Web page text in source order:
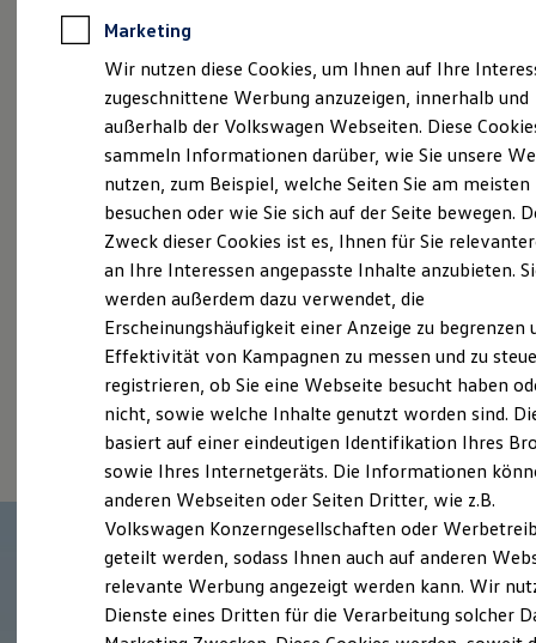
Anpfiff zum Gewinn
Elektroautos
ID. Tutorials
Elektrofahrzeugkonzepte
Reichweite
Reichweite der ID. Modelle
Reichweite im Winter
Laden
Laden unterwegs
Laden Zuhause
Ladezeitensimulator
Batterie
Sicherheit
Garantie und Lebensdauer
Nachhaltigkeit
Technologie
Kosten und Kauf
Verbrauchskosten
Kaufoptionen
E-Auto-Förderung
Software und Konnektivität
Die ID. Software 6
ID. Software Versionen und Updates
Digitale Extras
Schnittstellen zu Ihrem ID.
Probefahrt vereinbaren
Fahrzeugangebot anfordern
Serviceanfrage stellen
Marketing
Wir nutzen diese Cookies, um Ihnen auf Ihre
zugeschnittene Werbung anzuzeigen, innerhalb und
außerhalb der Volkswagen Webseiten. Diese
sammeln Informationen darüber, wie Sie unsere
nutzen, zum Beispiel, welche Seiten Sie am meisten
besuchen oder wie Sie sich auf der Seite bewegen.
Zweck dieser Cookies ist es, Ihnen für Sie
an Ihre Interessen angepasste Inhalte anzubieten.
werden außerdem dazu verwendet, die
Erscheinungshäufigkeit einer Anzeige zu begrenzen
Effektivität von Kampagnen zu messen und zu
registrieren, ob Sie eine Webseite besucht haben
nicht, sowie welche Inhalte genutzt worden sind.
basiert auf einer eindeutigen Identifikation Ihres
sowie Ihres Internetgeräts. Die Informationen
anderen Webseiten oder Seiten Dritter, wie z.B.
Volkswagen Konzerngesellschaften oder
geteilt werden, sodass Ihnen auch auf anderen
relevante Werbung angezeigt werden kann. Wir
Dienste eines Dritten für die Verarbeitung solcher